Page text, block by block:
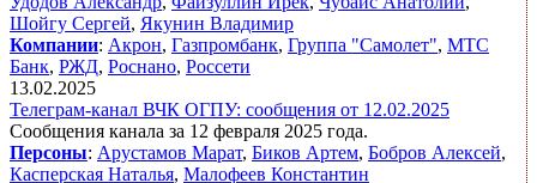
Шойгу Сергей, Якунин Владимир
Компании: Акрон, Газпромбанк, Группа "Самолет", МТС
Банк, РЖД, Роснано, Россети
13.02.2025
Телеграм-канал ВЧК ОГПУ: сообщения от 12.02.2025
Сообщения канала за 12 февраля 2025 года.
Персоны: Арустамов Марат, Биков Артем, Бобров Алексей,
Касперская Наталья, Малофеев Константин